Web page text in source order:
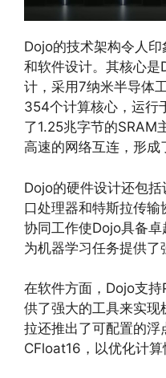
Dojo的技术架构令人
和软件设计。其核心是
计，采用7纳米半导体
354个计算核心，运行
了1.25兆字节的SRAM
高速的网络互连，形成
Dojo的硬件设计还包
口处理器和特斯拉传
协同工作使Dojo具备卓
为机器学习任务提供了
在软件方面，Dojo支
供了强大的工具来实
拉还推出了可配置的
CFloat16，以优化计算